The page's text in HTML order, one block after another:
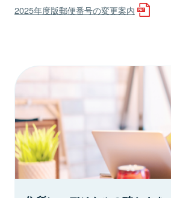
2025年度版郵便番号の変更案内